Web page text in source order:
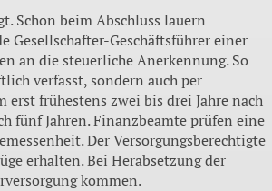
Schon beim Abschluss lauern
Gesellschafter-Geschäftsführer einer
an die steuerliche Anerkennung. So
verfasst, sondern auch per
erst frühestens zwei bis drei Jahre nach
fünf Jahren. Finanzbeamte prüfen eine
Der Versorgungsberechtigte
erhalten. Bei Herabsetzung der
kommen.